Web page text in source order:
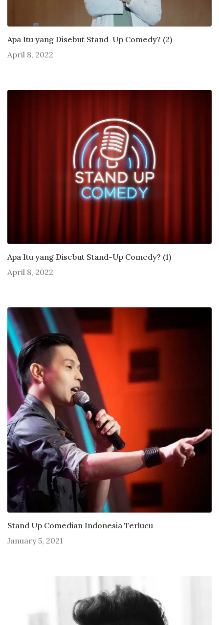
Apa Itu yang Disebut Stand-Up Comedy? (2)
April 8, 2022
Apa Itu yang Disebut Stand-Up Comedy? (1)
April 8, 2022
Stand Up Comedian Indonesia Terlucu
January 5, 2021